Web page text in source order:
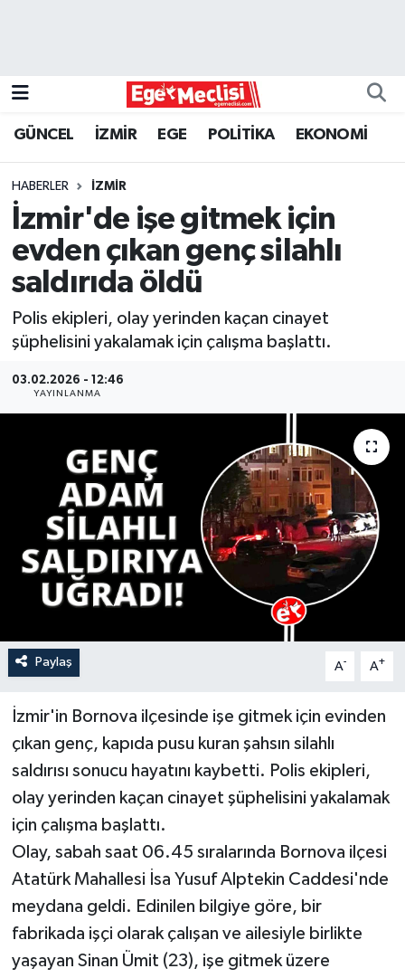
GÜNCEL İZMİR EGE POLİTİKA EKONOMİ
HABERLER İZMİR
İzmir'de işe gitmek için
evden çıkan genç silahlı
saldırıda öldü
Polis ekipleri, olay yerinden kaçan cinayet
şüphelisini yakalamak için çalışma başlattı.
03.02.2026 - 12:46
YAYINLANMA
Paylaş A- A+
İzmir'in Bornova ilçesinde işe gitmek için evinden
çıkan genç, kapıda pusu kuran şahsın silahlı
saldırısı sonucu hayatını kaybetti. Polis ekipleri,
olay yerinden kaçan cinayet şüphelisini yakalamak
için çalışma başlattı.
Olay, sabah saat 06.45 sıralarında Bornova ilçesi
Atatürk Mahallesi İsa Yusuf Alptekin Caddesi'nde
meydana geldi. Edinilen bilgiye göre, bir
fabrikada işçi olarak çalışan ve ailesiyle birlikte
yaşayan Sinan Ümit (23), işe gitmek üzere
GÜNCEL
İZMİR
ÖZEL HABER
Programlar
SPOR